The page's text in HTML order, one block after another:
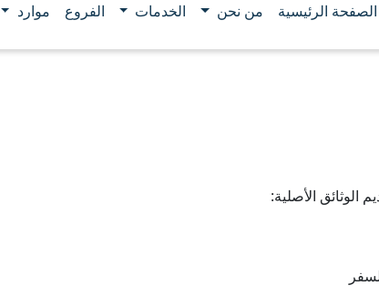
الصفحة الرئيسية من نحن الخدمات الفروع موارد
الوثائق الأصلية: